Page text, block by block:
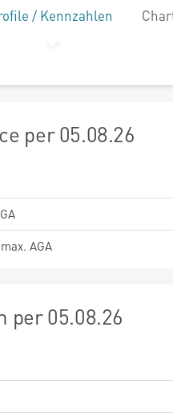
/ Kennzahlen
per 05.08.26
AGA
per 05.08.26